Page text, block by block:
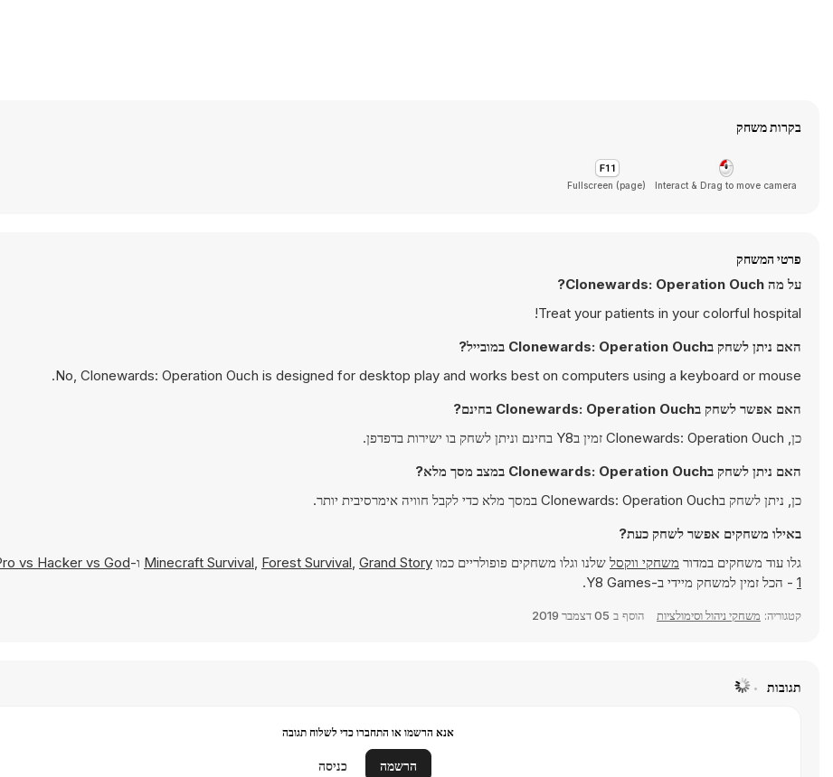
בקרות משחק
Interact & Drag to move camera
Fullscreen (page)
פרטי המשחק
על מה Clonewards: Operation Ouch?
Treat your patients in your colorful hospital!
האם ניתן לשחק בClonewards: Operation Ouch במובייל?
No, Clonewards: Operation Ouch is designed for desktop play and works best on computers using a keyboard or mouse.
האם אפשר לשחק בClonewards: Operation Ouch בחינם?
כן, Clonewards: Operation Ouch זמין בY8 בחינם וניתן לשחק בו ישירות בדפדפן.
האם ניתן לשחק בClonewards: Operation Ouch במצב מסך מלא?
כן, ניתן לשחק בClonewards: Operation Ouch במסך מלא כדי לקבל חוויה אימרסיבית יותר.
באילו משחקים אפשר לשחק כעת?
גלו עוד משחקים במדור משחקי ווקסל שלנו וגלו משחקים פופולריים כמו Minecraft Survival, Forest Survival, Grand Story ו-vs Hacker vs God
1 - הכל זמין למשחק מיידי ב-Y8 Games.
קטגוריה: משחקי ניהול וסימולציות הוסף ב 05 דצמבר 2019
תגובות
אנא הרשמו או התחברו כדי לשלוח תגובה
הרשמה כניסה